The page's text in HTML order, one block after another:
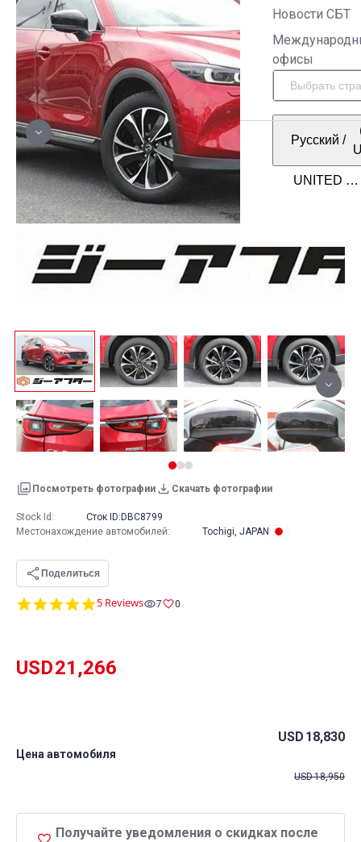
Новости СБТ
офисы
Русский /
Посмотреть фотографии Скачать фотографии
5.0
5 Reviews 7 0
USD21,266
Цена автомобиля
USD 18,830
USD18,950
Получайте уведомления о скидках после
Stock Id: Сток ID: DBC8799
Местонахождение автомобилей: Tochigi, JAPAN
Поделиться